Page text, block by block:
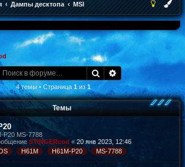
Дампы десктопа MSI
ПоискРасширенный
4 темы • Страница 1из 1
Темы
P20 MS-7788
STINGERcod « 20 янв 2023, 12:46
H61M H61M-P20 MS-7788